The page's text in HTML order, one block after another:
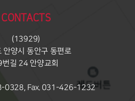
CONTACTS
(13929)
안양시 동안구 동편로
길 24 안양교회
0328, Fax. 031-426-1232